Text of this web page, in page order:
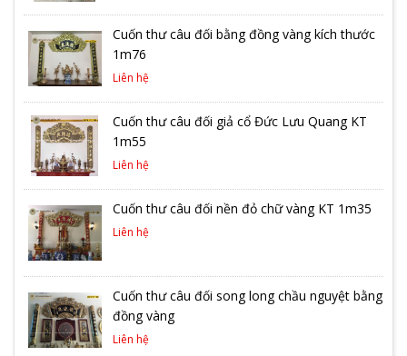
Cuốn thư câu đối bằng đồng vàng kích thước
1m76
Liên hệ
Cuốn thư câu đối giả cổ Đức Lưu Quang KT
1m55
Liên hệ
Cuốn thư câu đối nền đỏ chữ vàng KT 1m35
Liên hệ
Cuốn thư câu đối song long chầu nguyệt bằng
đồng vàng
Liên hệ